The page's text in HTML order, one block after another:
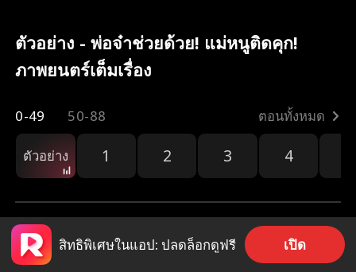
ตัวอย่าง - พ่อจ๋าช่วยด้วย! แม่หนูติดคุก!
ภาพยนตร์เต็มเรื่อง
0-49 50-88 ตอนทั้งหมด
ตัวอย่าง 1 2 3 4
แชร์
สิทธิพิเศษในแอป: ปลดล็อกดูฟรี เปิด